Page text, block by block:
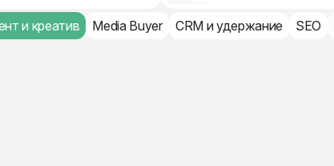
и креатив Media Buyer CRM и удержание SEO